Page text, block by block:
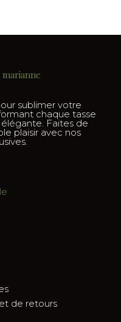
sublimer votre
chaque tasse
Faites de
plaisir avec nos
de retours